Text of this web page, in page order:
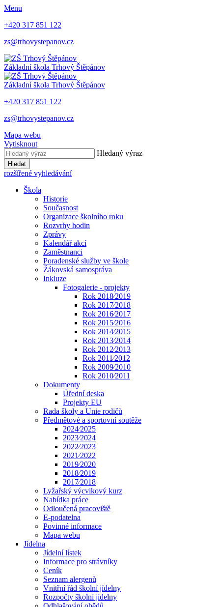
Menu
+420 317 851 122
zs@trhovystepanov.cz
Základní škola Trhový Štěpánov
Základní škola Trhový Štěpánov
+420 317 851 122
zs@trhovystepanov.cz
Mapa webu
Vytisknout
Hledaný výraz
Hledat
rozšířené vyhledávání
Škola
Historie
Současnost
Organizace školního roku
Rozvrhy hodin
Zprávy
Kalendář akcí
Zaměstnanci
Poradenské služby ve škole
Žákovská samospráva
Inkluze
Fotogalerie - projekty
Rok 2018⁄2019
Rok 2017⁄2018
Rok 2016⁄2017
Rok 2015⁄2016
Rok 2014⁄2015
Rok 2013⁄2014
Rok 2012⁄2013
Rok 2011⁄2012
Rok 2009⁄2010
Rok 2010⁄2011
Dokumenty
Úřední deska
Projekty EU
Rada školy a Unie rodičů
Předmětové a sportovní soutěže
2024⁄2025
2023⁄2024
2022⁄2023
2021⁄2022
2019⁄2020
2018⁄2019
2017⁄2018
Lyžařský výcvikový kurz
Nabídka práce
Odloučená pracoviště
E-podatelna
Povinné informace
Mapa webu
Jídelna
Jídelní lístek
Informace pro strávníky
Ceník
Seznam alergenů
Vnitřní řád školní jídelny
Rozpočty školní jídelny